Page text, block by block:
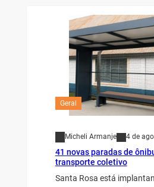
Geral
Micheli Armanje 4 de
41 novas paradas de
transporte coletivo
Santa Rosa está